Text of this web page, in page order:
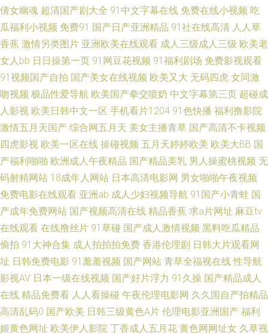
婷日韩一区二区三区 无码高清精品成人 婷婷色色五月一区二区 人人射人人
草国产av 国产婷婷开心网 91偷拍色图 影音先锋αV男资源 熟女热网 玖玖re 超
碰中文91 成人看片51 91小情侣操逼刺激 91副利免费视频 婷婷五月天男人
av 老湿机福利看片 传媒性爱基地 91蜜臀人妻中文 中文字母不卡视频 大香蕉
菊花网 91玉足性爱福利影视足交 91免费处女免费观看 亚洲区少妇婷婷 日韩
车震 亚洲婷婷黄色网址 婷婷伊人大香蕉 日韩欧美伦 九色反差91 豆花祝频
91网页免费入口 91av狼友 91精品国产综合蜜臀 91绯色视频系列 亚洲福利
欧美丝袜性爱 国产综合第二区 99福利电影 91福利院在线观看 91精品在线观
看免费视频 AV海角女人操逼网 AV亚洲先锋 1024黄色电影 东方av网址 91夜
色69 91大神视频在线播放 亚洲日韩一二区 五月丁香色网 欧美日韩123 日屄
倩女幽魂 超清国产剧大全 91中文字幕在线 免费在线小视频 吃
瓜福利小视频 免费91 国产日产亚洲精品 91社在线高清 人人草
香蕉 激情另类图片 亚洲欧美在线观看 成人三级成人三级 欧美老
女人bb 日日操第一页 91网豆花视频 91福利剧场 免费影视观看
91视频国产自拍 国产美女在线视频 欧美又大 无码四虎 女同激
吻视频 极品性爱导航 欧美国产拳交喷奶 中文字幕第三页 超碰成
人影视 欧美日韩中文一区 手机看片1204 91色快播 福利撸影院
激情五月天国产 综合网五月天 美女主播青草 国产高清不卡视频
四虎影视 欧美一区在线 操碰视频 五月天婷婷欧美 欧美大BB 国
产福利啪啪 欧洲成人午夜精品 国产精品美乳 男人操蜜桃视频 无
码射精网站 18成年人网站 日本高清电影网 男女啪啪午夜视频
免费电影在线观看 亚洲ab 成人少妇视频导航 91国产小青蛙 国
产成年免费网站 国产视频高清在线 精品香蕉 求a片网址 麻豆tv
在线观看 在线撸丝片 91草碰 国产成人激情视频 黑料吃瓜精品
偷拍 91大神合集 成人拍拍拍免费 香港伦理剧 日韩大片观看网
址 日韩免费电影 91羞羞视频 国产网站 青草全福视在线 性导航
影视AV 日本一级在线视频 国产好片浮力 91久操 国产精品成人
在线 精品免费看 人人看操碰 午夜伦理电影网 久久国自产拍精品
高清乱码0 国产欧美 日韩三级黄色A片 伦理电影亚洲国产 福利
姬黄色网址 欧美伊人影院 丁香成人五月花 黄色网网址女 久草视